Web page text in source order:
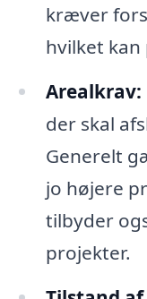
kræver
hvilket
Arealkrav:
der skal
Generelt
jo højere
tilbyder
projekter.